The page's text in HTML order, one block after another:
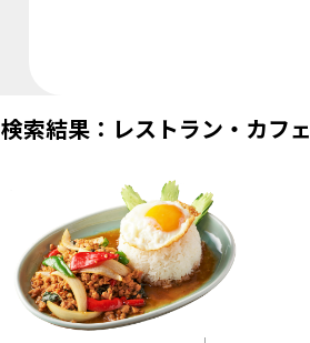
検索結果：レストラン・カフェ